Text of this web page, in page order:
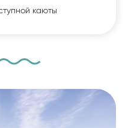
каюты